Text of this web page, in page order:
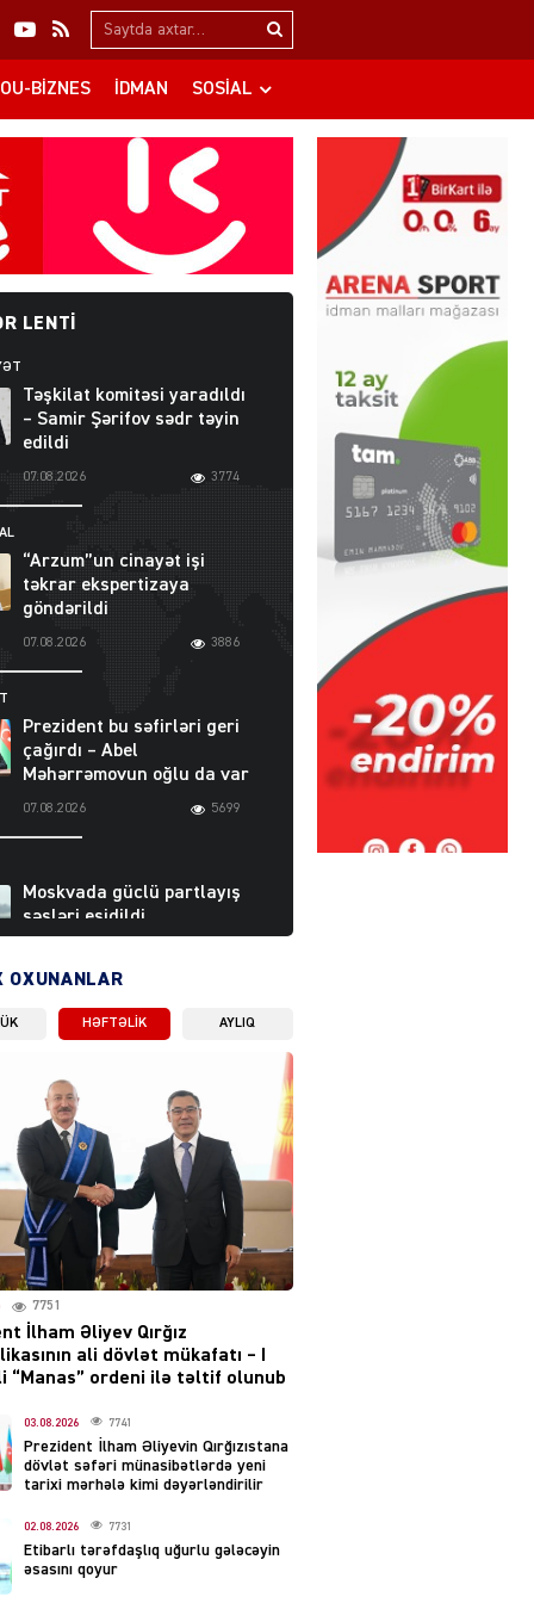
Search…
BIZNES İDMAN SOSIAL
LENTI
Təşkilat komitəsi yaradıldı
– Samir Şərifov sədr təyin
edildi
07.08.2026 3774
“Arzum”un cinayət işi
təkrar ekspertizaya
göndərildi
07.08.2026 3886
Prezident bu səfirləri geri
çağırdı – Abel
Məhərrəmovun oğlu da var
07.08.2026 5699
Moskvada güclü partlayış
səsləri eşidildi
Rusiya-Ukrayna
irəliləyiş var – Tramp
07.08.2026
Prezident 2 fərman
imzaladı
07.08.2026 5477
Tehran və İrəvandan
“Tramp yolu”na HƏMLƏ –
07.08.2026
açıldı – Ər-arvadı yandırıb
evdəki pulu oğurlayıbmış
OXUNANLAR
HƏFTƏLIK AYLIQ
7751
İlham Əliyev Qırğız
ali dövlət mükafatı – I
“Manas” ordeni ilə təltif olunub
03.08.2026 7741
Prezident İlham Əliyevin Qırğızıstana
dövlət səfəri münasibətlərdə yeni
tarixi mərhələ kimi dəyərləndirilir
02.08.2026 7731
Etibarlı tərəfdaşlıq uğurlu gələcəyin
əsasını qoyur